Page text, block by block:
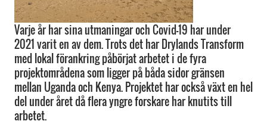
Varje år har sina utmaningar och Covid-19 har under
2021 varit en av dem. Trots det har Drylands Transform
med lokal förankring påbörjat arbetet i de fyra
projektområdena som ligger på båda sidor gränsen
mellan Uganda och Kenya. Projektet har också växt en hel
del under året då flera yngre forskare har knutits till
arbetet.